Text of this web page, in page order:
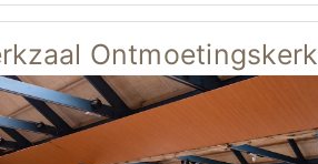
Ontmoetingskerk